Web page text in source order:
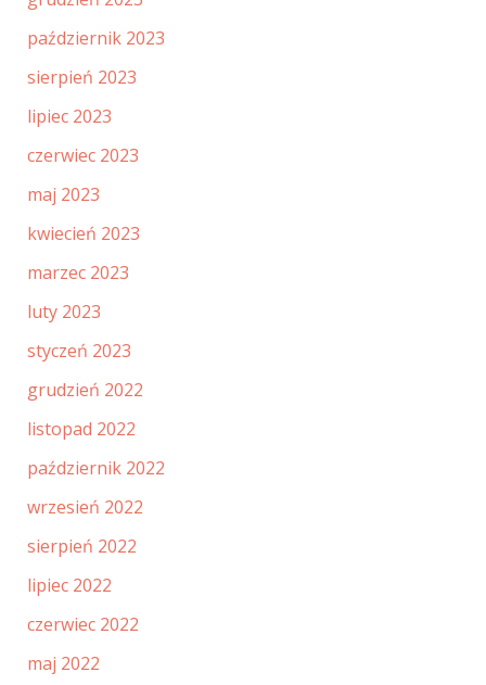
październik 2023
sierpień 2023
lipiec 2023
czerwiec 2023
maj 2023
kwiecień 2023
marzec 2023
luty 2023
styczeń 2023
grudzień 2022
listopad 2022
październik 2022
wrzesień 2022
sierpień 2022
lipiec 2022
czerwiec 2022
maj 2022